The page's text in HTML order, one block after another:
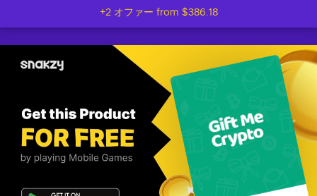
+2 オファー from $386.18